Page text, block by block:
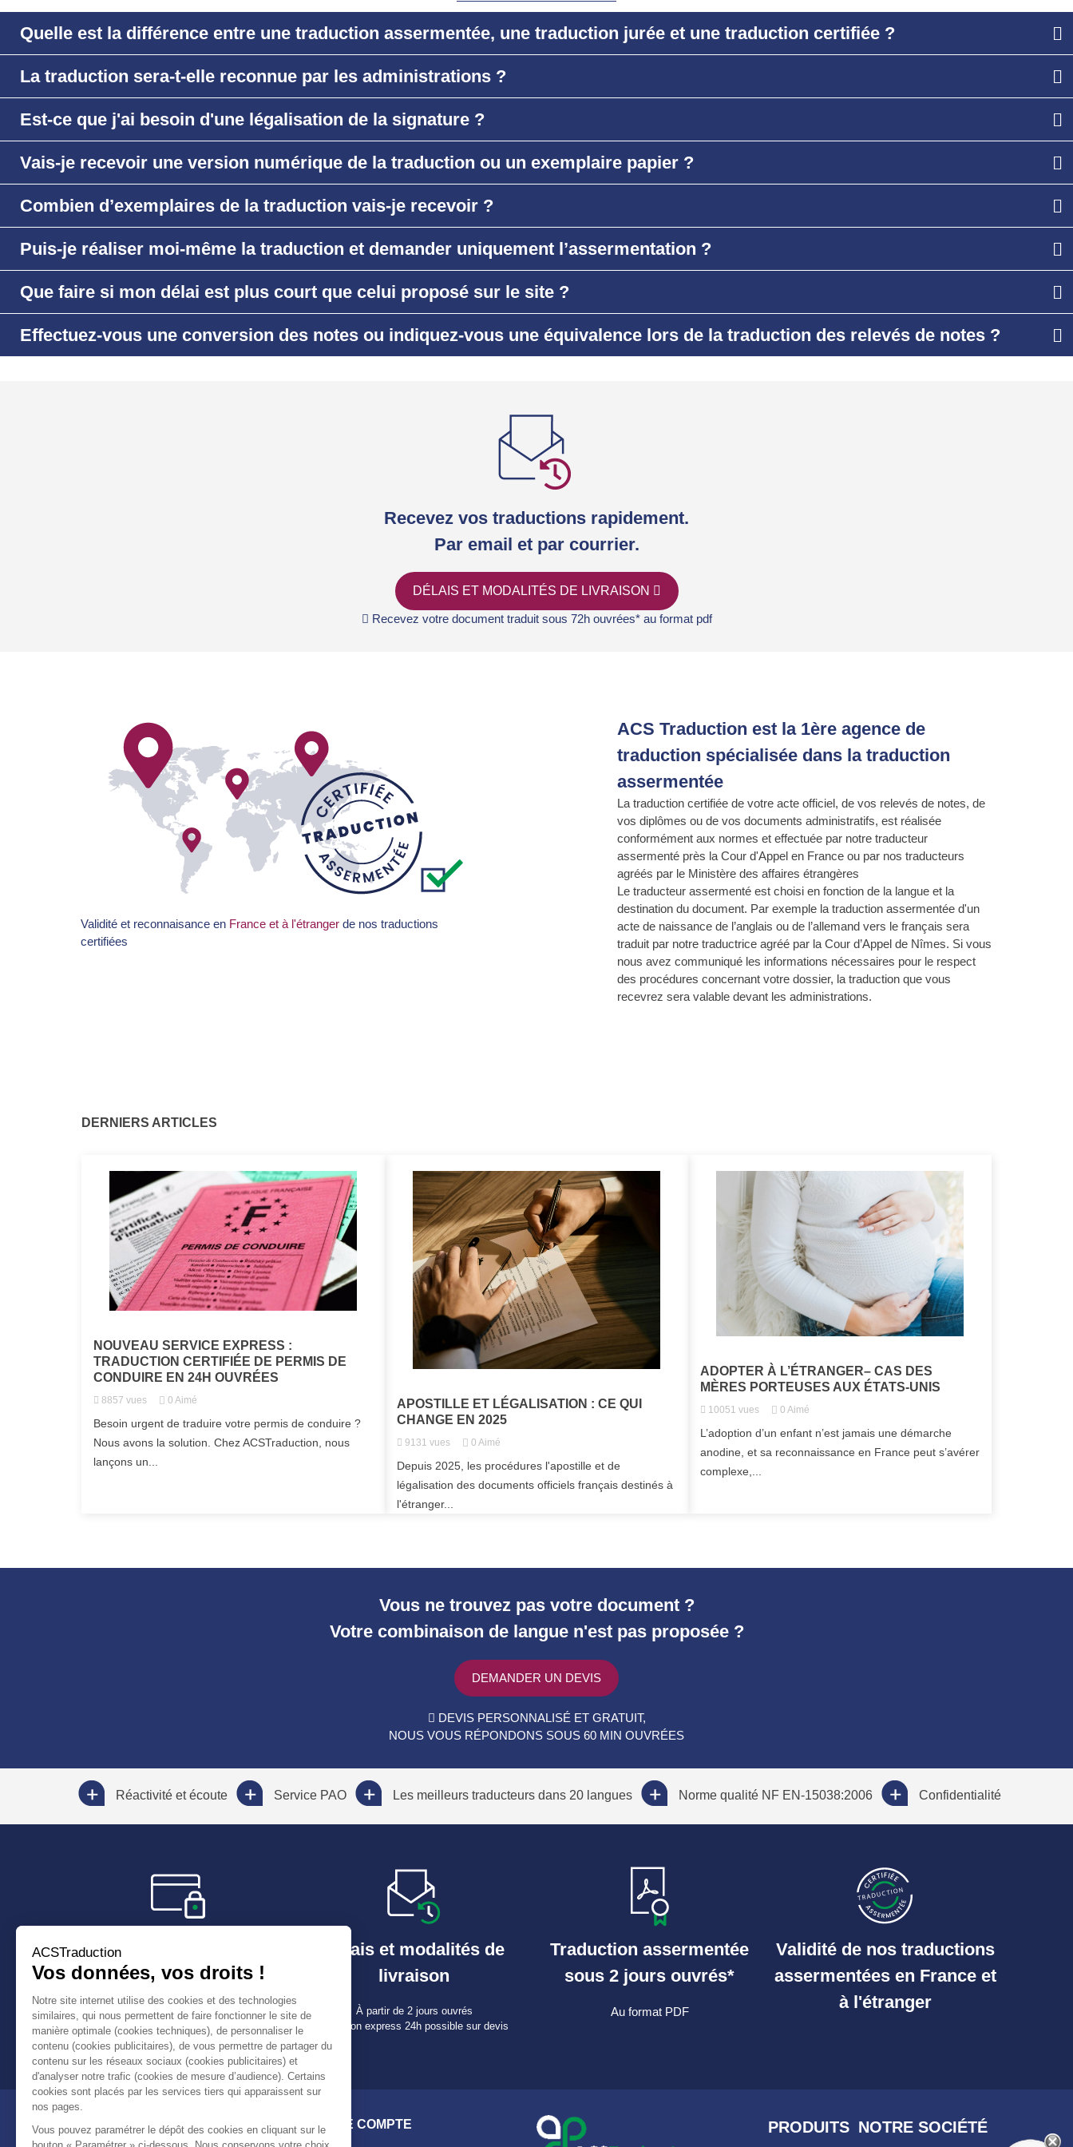
Quelle est la différence entre une traduction assermentée, une traduction jurée et une traduction certifiée ?
La traduction sera-t-elle reconnue par les administrations ?
Est-ce que j'ai besoin d'une légalisation de la signature ?
Vais-je recevoir une version numérique de la traduction ou un exemplaire papier ?
Combien d’exemplaires de la traduction vais-je recevoir ?
Puis-je réaliser moi-même la traduction et demander uniquement l’assermentation ?
Que faire si mon délai est plus court que celui proposé sur le site ?
Effectuez-vous une conversion des notes ou indiquez-vous une équivalence lors de la traduction des relevés de notes ?
Recevez vos traductions rapidement.
Par email et par courrier.
DÉLAIS ET MODALITÉS DE LIVRAISON
Recevez votre document traduit sous 72h ouvrées* au format pdf
Validité et reconnaisance en France et à l'étrangerde nos traductions
certifiées
ACS Traduction est la 1ère agence de
traduction spécialisée dans la traduction
assermentée
La traduction certifiée de votre acte officiel, de vos relevés de notes, de
vos diplômes ou de vos documents administratifs, est réalisée
conformément aux normes et effectuée par notre traducteur
assermenté près la Cour d'Appel en France ou par nos traducteurs
agréés par le Ministère des affaires étrangères
Le traducteur assermenté est choisi en fonction de la langue et la
destination du document. Par exemple la traduction assermentée d'un
acte de naissance de l’anglais ou de l’allemand vers le français sera
traduit par notre traductrice agréé par la Cour d’Appel de Nîmes. Si vous
nous avez communiqué les informations nécessaires pour le respect
des procédures concernant votre dossier, la traduction que vous
recevrez sera valable devant les administrations.
DERNIERS ARTICLES
NOUVEAU SERVICE EXPRESS :
TRADUCTION CERTIFIÉE DE PERMIS DE
CONDUIRE EN 24H OUVRÉES
8857 vues 0 Aimé
Besoin urgent de traduire votre permis de conduire ?
Nous avons la solution. Chez ACSTraduction, nous
lançons un...
APOSTILLE ET LÉGALISATION : CE QUI
CHANGE EN 2025
9131 vues 0 Aimé
Depuis 2025, les procédures l'apostille et de
légalisation des documents officiels français destinés à
l'étranger...
ADOPTER À L’ÉTRANGER– CAS DES
MÈRES PORTEUSES AUX ÉTATS-UNIS
10051 vues 0 Aimé
L’adoption d’un enfant n’est jamais une démarche
anodine, et sa reconnaissance en France peut s’avérer
complexe,...
Vous ne trouvez pas votre document ?
Votre combinaison de langue n'est pas proposée ?
DEMANDER UN DEVIS
DEVIS PERSONNALISÉ ET GRATUIT,
NOUS VOUS RÉPONDONS SOUS 60 MIN OUVRÉES
Réactivité et écoute Service PAO Les meilleurs traducteurs dans 20 langues Norme qualité NF EN-15038:2006 Confidentialité
Paiement sécurisé
Délais et modalités de
livraison
À partir de 2 jours ouvrés
Livraison express 24h possible sur devis
Traduction assermentée
sous 2 jours ouvrés*
Au format PDF
Validité de nos traductions
assermentées en France et
à l'étranger
ACSTRADUCTION VOTRE COMPTE PRODUITS NOTRE SOCIÉTÉ